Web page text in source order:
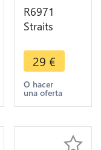
R6971
Straits
East India
Company
One Cent
Victoria
>Make
29 €
O hacer
una oferta